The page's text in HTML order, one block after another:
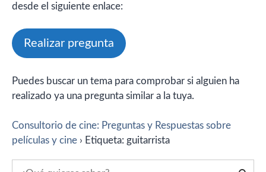
desde el siguiente enlace:
Realizar pregunta
Puedes buscar un tema para comprobar si alguien ha
realizado ya una pregunta similar a la tuya.
Consultorio de cine: Preguntas y Respuestas sobre
películas y cine › Etiqueta: guitarrista